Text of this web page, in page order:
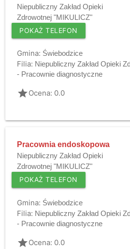
Niepubliczny Zakład Opieki
Zdrowotnej "MIKULICZ"
POKAŻ TELEFON
Gmina: Świebodzice
Filia: Niepubliczny Zakład Opieki
- Pracownie diagnostyczne
gradeOcena: 0.0
Pracownia endoskopowa
Niepubliczny Zakład Opieki
Zdrowotnej "MIKULICZ"
POKAŻ TELEFON
Gmina: Świebodzice
Filia: Niepubliczny Zakład Opieki
- Pracownie diagnostyczne
gradeOcena: 0.0